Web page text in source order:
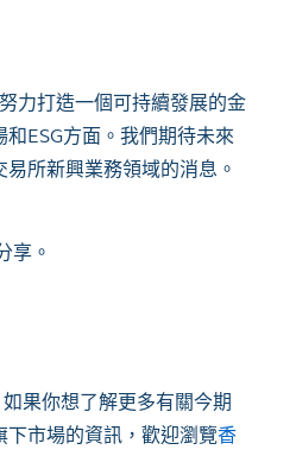
力打造一個可持續發展的金
和ESG方面。我們期待未來
所新興業務領域的消息。
享。
果你想了解更多有關今期
下市場的資訊，歡迎瀏覽香